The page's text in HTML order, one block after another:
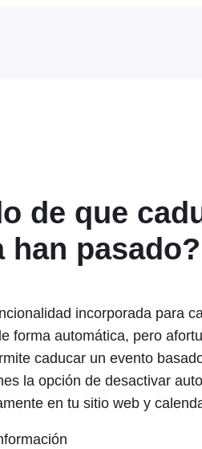
de que
han pasado?
incorporada para
forma automática, pero
caducar un evento
la opción de desactivar
en tu sitio web y